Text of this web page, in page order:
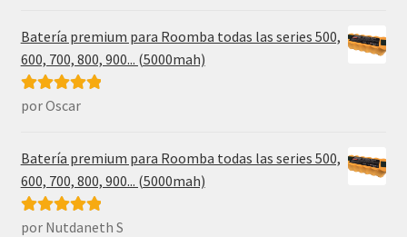
Batería premium para Roomba todas las series 500,
600, 700, 800, 900... (5000mah)
Valorado con
por Oscar
Batería premium para Roomba todas las series 500,
600, 700, 800, 900... (5000mah)
Valorado con
por Nutdaneth S